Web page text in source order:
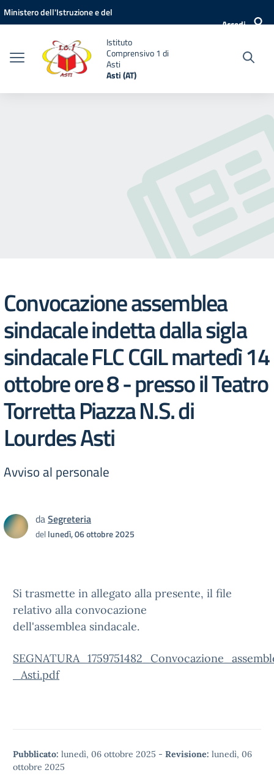
Vai ai contenuti
Vai al menu di navigazione
Vai al footer
Ministero dell'Istruzione e del
Accedi
Istituto
Comprensivo 1 di
Asti
Asti (AT)
Convocazione assemblea
sindacale indetta dalla sigla
sindacale FLC CGIL martedì 14
ottobre ore 8 - presso il Teatro
Torretta Piazza N.S. di
Lourdes Asti
Avviso al personale
daSegreteria
dellunedì, 06 ottobre 2025
Si trasmette in allegato alla presente, il file
relativo alla convocazione
dell'assemblea sindacale.
_Asti.pdf
Pubblicato: lunedì, 06 ottobre 2025 - Revisione: lunedì, 06
ottobre 2025